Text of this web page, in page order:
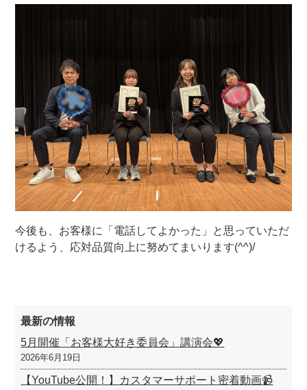
今後も、お客様に「電話してよかった」と思っていただ
けるよう、応対品質向上に努めてまいります(^^)/
最新の情報
5月開催「お客様大好き委員会」講演会💖
2026年6月19日
【YouTube公開！】カスタマーサポート密着動画📹